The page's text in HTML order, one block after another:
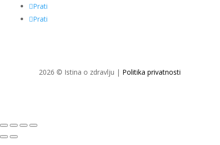
Prati
Prati
2026 © Istina o zdravlju | Politika privatnosti